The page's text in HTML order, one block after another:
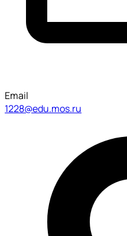
Email
1228@edu.mos.ru